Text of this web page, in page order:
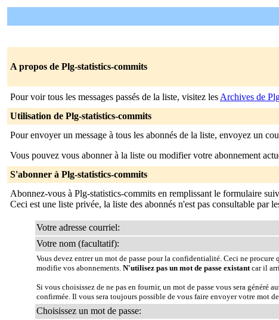
A propos de Plg-statistics-commits
Pour voir tous les messages passés de la liste, visitez les Archives de
Utilisation de Plg-statistics-commits
Pour envoyer un message à tous les abonnés de la liste, envoyez un
Vous pouvez vous abonner à la liste ou modifier votre abonnement
S'abonner à Plg-statistics-commits
Abonnez-vous à Plg-statistics-commits en remplissant le formulaire
Ceci est une liste privée, la liste des abonnés n'est pas consultable par
Votre adresse courriel:
Votre nom (facultatif):
Vous devez entrer un mot de passe pour la confidentialité. Ceci ne
modifie vos abonnements. N'utilisez pas un mot de passe existantcar il
Si vous choisissez de ne pas en fournir, un mot de passe vous sera
confirmée. Il vous sera toujours possible de vous faire envoyer votre mot
Choisissez un mot de passe: